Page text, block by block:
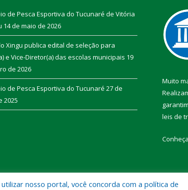
de Pesca Esportiva do Tucunaré de Vitória
14 de maio de 2026
Xingu publica edital de seleção para
e Vice-Diretor(a) das escolas municipais 19
de 2026
de Pesca Esportiva do Tucunaré 27 de
2025
Muito
leis de
nosso portal, você concorda com a política de